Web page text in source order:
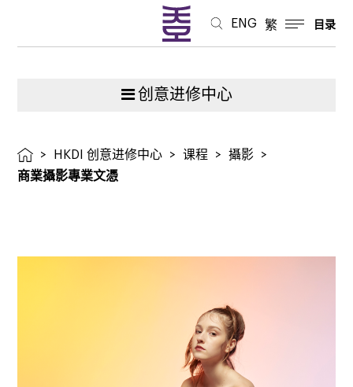
ENG 繁 目录
创意进修中心
> HKDI 创意进修中心 > 课程 > 攝影
>
商業攝影專業文憑